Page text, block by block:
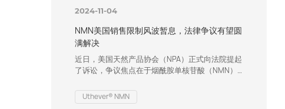
2024-11-04
NMN美国销售限制风波暂息，法律争议有望圆
满解决
近日，美国天然产品协会（NPA）正式向法院提起
了诉讼，争议焦点在于烟酰胺单核苷酸（NMN）
理局（FDA）的意见存在分歧。为此，联邦法院已
作出裁定，暂时搁置相关法律程序，为FDA提供更
Uthever® NMN